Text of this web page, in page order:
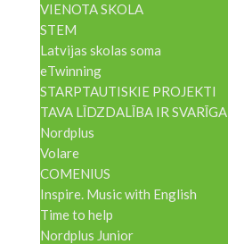
VIENOTA SKOLA
STEM
Latvijas skolas soma
eTwinning
STARPTAUTISKIE PROJEKTI
TAVA LĪDZDALĪBA IR SVARĪGA
Nordplus
Volare
COMENIUS
Inspire. Music with English
Time to help
Nordplus Junior